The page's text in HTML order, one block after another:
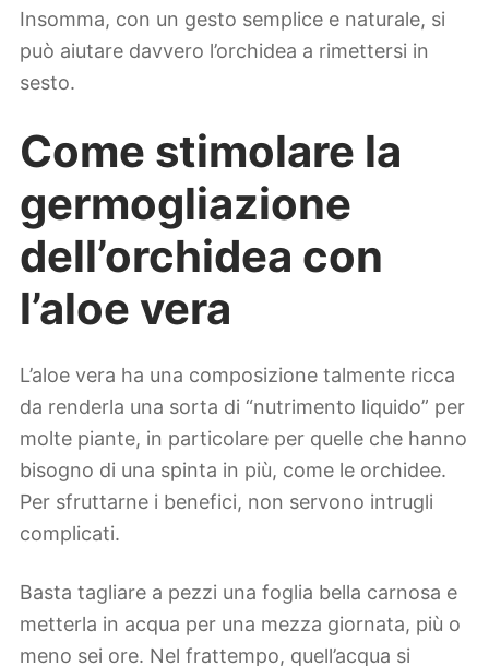
Insomma, con un gesto semplice e naturale, si
può aiutare davvero l’orchidea a rimettersi in
sesto.
Come stimolare la
germogliazione
dell’orchidea con
l’aloe vera
L’aloe vera ha una composizione talmente ricca
da renderla una sorta di “nutrimento liquido” per
molte piante, in particolare per quelle che hanno
bisogno di una spinta in più, come le orchidee.
Per sfruttarne i benefici, non servono intrugli
complicati.
Basta tagliare a pezzi una foglia bella carnosa e
metterla in acqua per una mezza giornata, più o
meno sei ore. Nel frattempo, quell’acqua si